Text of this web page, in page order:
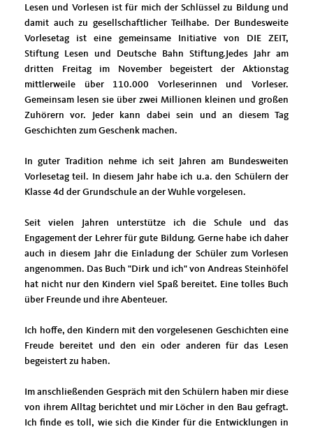
Lesen und Vorlesen ist für mich der Schlüssel zu Bildung und
damit auch zu gesellschaftlicher Teilhabe. Der Bundesweite
Vorlesetag ist eine gemeinsame Initiative von DIE ZEIT,
Stiftung Lesen und Deutsche Bahn Stiftung.Jedes Jahr am
dritten Freitag im November begeistert der Aktionstag
mittlerweile über 110.000 Vorleserinnen und Vorleser.
Gemeinsam lesen sie über zwei Millionen kleinen und großen
Zuhörern vor. Jeder kann dabei sein und an diesem Tag
Geschichten zum Geschenk machen.
In guter Tradition nehme ich seit Jahren am Bundesweiten
Vorlesetag teil. In diesem Jahr habe ich u.a. den Schülern der
Klasse 4d der Grundschule an der Wuhle vorgelesen.
Seit vielen Jahren unterstütze ich die Schule und das
Engagement der Lehrer für gute Bildung. Gerne habe ich daher
auch in diesem Jahr die Einladung der Schüler zum Vorlesen
angenommen. Das Buch "Dirk und ich" von Andreas Steinhöfel
hat nicht nur den Kindern viel Spaß bereitet. Eine tolles Buch
über Freunde und ihre Abenteuer.
Ich hoffe, den Kindern mit den vorgelesenen Geschichten eine
Freude bereitet und den ein oder anderen für das Lesen
begeistert zu haben.
Im anschließenden Gespräch mit den Schülern haben mir diese
von ihrem Alltag berichtet und mir Löcher in den Bau gefragt.
Ich finde es toll, wie sich die Kinder für die Entwicklungen in